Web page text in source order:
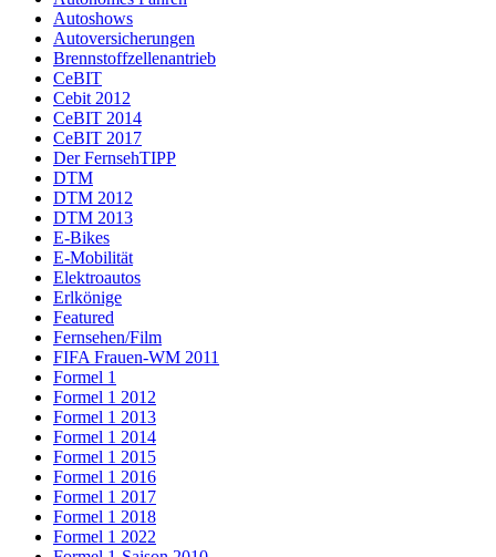
Autoshows
Autoversicherungen
Brennstoffzellenantrieb
CeBIT
Cebit 2012
CeBIT 2014
CeBIT 2017
Der FernsehTIPP
DTM
DTM 2012
DTM 2013
E-Bikes
E-Mobilität
Elektroautos
Erlkönige
Featured
Fernsehen/Film
FIFA Frauen-WM 2011
Formel 1
Formel 1 2012
Formel 1 2013
Formel 1 2014
Formel 1 2015
Formel 1 2016
Formel 1 2017
Formel 1 2018
Formel 1 2022